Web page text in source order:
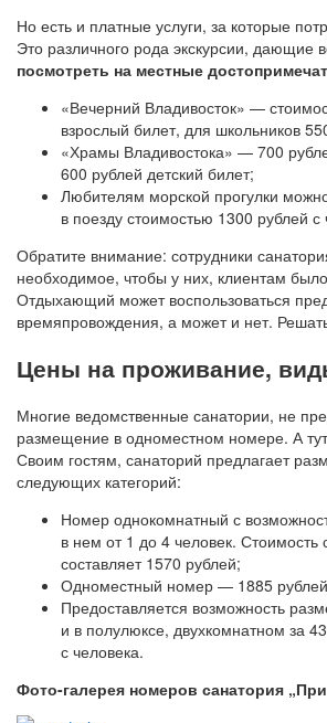
Но есть и платные услуги, за которые
Это различного рода экскурсии, дающие
посмотреть на местные
«Вечерний Владивосток» —
взрослый билет, для школьников
«Храмы Владивостока» — 700
600 рублей детский билет;
Любителям морской прогулки
в поезду стоимостью 1300 рублей с
Обратите внимание: сотрудники
необходимое, чтобы у них, клиентам
Отдыхающий может воспользоваться
времяпровождения, а может и нет.
Цены на проживание,
Многие ведомственные санатории, не
размещение в одноместном номере. А
Своим гостям, санаторий предлагает
следующих категорий:
Номер однокомнатный с
в нем от 1 до 4 человек. Стоимость
составляет 1570 рублей;
Одноместный номер — 1885
Предоставляется возможность
и в полулюксе, двухкомнатном за
с человека.
Фото-галерея номеров санатория